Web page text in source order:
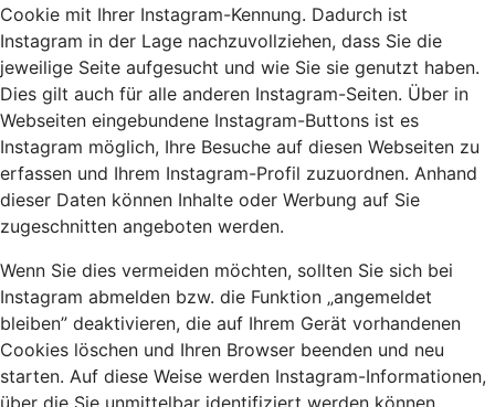
Cookie mit Ihrer Instagram-Kennung. Dadurch ist
Instagram in der Lage nachzuvollziehen, dass Sie die
jeweilige Seite aufgesucht und wie Sie sie genutzt haben.
Dies gilt auch für alle anderen Instagram-Seiten. Über in
Webseiten eingebundene Instagram-Buttons ist es
Instagram möglich, Ihre Besuche auf diesen Webseiten zu
erfassen und Ihrem Instagram-Profil zuzuordnen. Anhand
dieser Daten können Inhalte oder Werbung auf Sie
zugeschnitten angeboten werden.
Wenn Sie dies vermeiden möchten, sollten Sie sich bei
Instagram abmelden bzw. die Funktion „angemeldet
bleiben” deaktivieren, die auf Ihrem Gerät vorhandenen
Cookies löschen und Ihren Browser beenden und neu
starten. Auf diese Weise werden Instagram-Informationen,
über die Sie unmittelbar identifiziert werden können,